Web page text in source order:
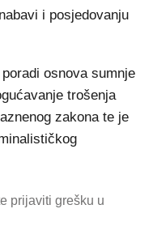
i posjedovanju
osnova sumnje
trošenja
zakona te je
prijaviti grešku u